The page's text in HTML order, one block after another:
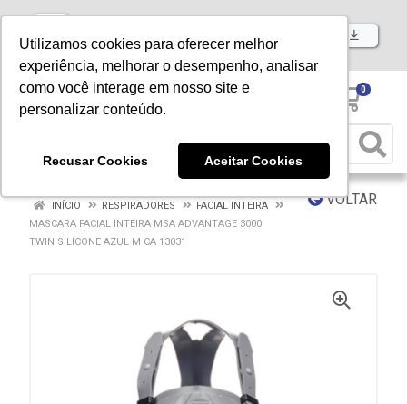
Utilizamos cookies para oferecer melhor
experiência, melhorar o desempenho, analisar
como você interage em nosso site e
personalizar conteúdo.
Recusar Cookies Aceitar Cookies
Baixe já nosso APP
0
VOLTAR
INÍCIO RESPIRADORES
FACIAL INTEIRA
MASCARA FACIAL INTEIRA MSA ADVANTAGE 3000
TWIN SILICONE AZUL M CA 13031